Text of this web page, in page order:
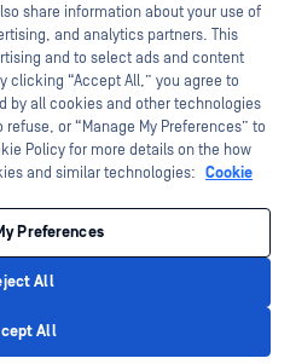
MetaDefender, Metascan,
Trust No Device., OPSWAT , Protecting the
Technology, InQuest, az InQuest logó,
the Hunt az OPSWAT védjegyei. A
tulajdonát képezik.
beállítások kezelése
share information about your use of
and analytics partners. This
and to select ads and content
clicking “Accept All,” you agree to
by all cookies and other technologies
or “Manage My Preferences” to
Policy for more details on the how
and similar technologies: Cookie
Preferences
All
All
help you secure what's critical